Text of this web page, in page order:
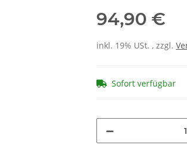
94,90 €
inkl. 19% USt. , zzgl.
Sofort verfügbar